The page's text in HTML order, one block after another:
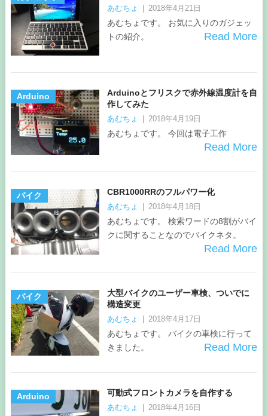
あむちょ | 2018年4月21日
あむちょです。 お気に入りのガジェッ
トの紹介。
Read More
Arduino
Arduinoとフリスクで赤外線温度計を自
作してみた
あむちょ 2018年4月19日
あむちょです。 今回は電子工作
Read More
バイク CBR1000RRのフルパワー化
あむちょ 2018年4月18日
あむちょです。 検索ワードの8割がバイ
クに関することなのでバイクネタ。
Read More
バイク
大型バイクのユーザー車検、ついでに
構造変更
あむちょ 2018年4月17日
あむちょです。 バイクの車検に行って
きました。
Read More
Arduino 可動式フロントカメラを自作する
あむちょ 2018年4月16日